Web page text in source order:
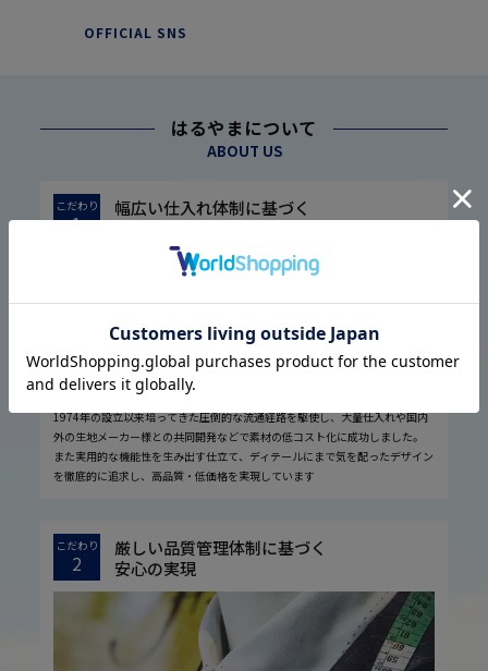
OFFICIAL SNS
はるやまについて
ABOUT US
こだわり
1
幅広い仕入れ体制に基づく
高品質・低価格の実現
1974年の設立以来培ってきた圧倒的な流通経路を駆使し、大量仕入れや国内
外の生地メーカー様との共同開発などで素材の低コスト化に成功しました。
また実用的な機能性を生み出す仕立て、ディテールにまで気を配ったデザイン
を徹底的に追求し、高品質・低価格を実現しています
こだわり
2
厳しい品質管理体制に基づく
安心の実現